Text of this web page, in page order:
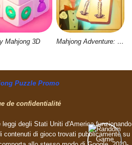
Mahjong 3D Mahjong Adventure: World Quest
de confidentialité
degli Stati Uniti d'America funzionando
contenuti di gioco trovati pubblicamente su